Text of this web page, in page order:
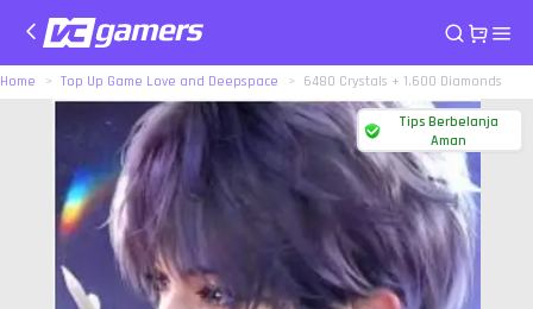
Home Top Up Game Love and Deepspace 6480 Crystals + 1.600 Diamonds
Tips Berbelanja
Aman